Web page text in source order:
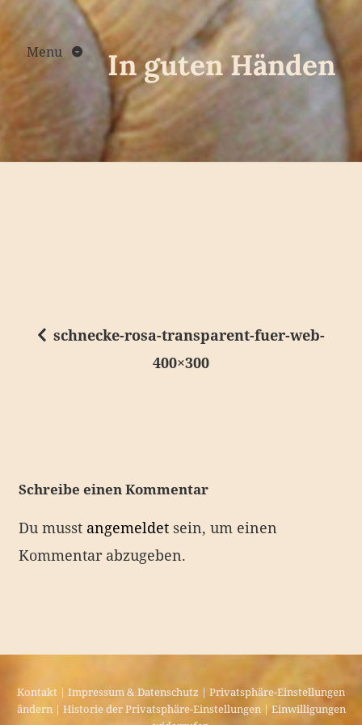
Skip
to
contentMenu In guten Händen
a
s
n
a
schnecke-rosa-transparent-fuer-web-
400×300
Schreibe einen Kommentar
Du musst angemeldetsein, um einen
Kommentar abzugeben.
Kontakt | Impressum & Datenschutz | Privatsphäre-Einstellungen
ändern| Historie der Privatsphäre-Einstellungen| Einwilligungen